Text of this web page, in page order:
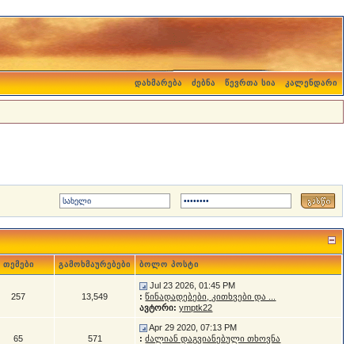
დახმარება ძებნა წევრთა სია კალენდარი
თემები გამოხმაურებები ბოლო პოსტი
257 13,549
Jul 23 2026, 01:45 PM
: წინადადებები, კითხვები და ...
ავტორი: ymptk22
65 571
Apr 29 2020, 07:13 PM
: ძალიან დაგვიანებული თხოვნა